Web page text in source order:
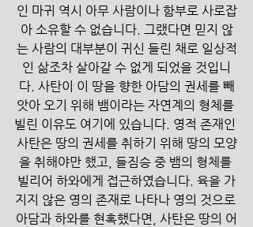
인 마귀 역시 아무 사람이나 함부로 사로잡
아 소유할 수 없습니다. 그랬다면 믿지 않
는 사람의 대부분이 귀신 들린 채로 일상적
인 삶조차 살아갈 수 없게 되었을 것입니
다. 사탄이 이 땅을 향한 아담의 권세를 빼
앗아 오기 위해 뱀이라는 자연계의 형체를
빌린 이유도 여기에 있습니다. 영적 존재인
사탄은 땅의 권세를 취하기 위해 땅의 모양
을 취해야만 했고, 들짐승 중 뱀의 형체를
빌리어 하와에게 접근하였습니다. 육을 가
지지 않은 영의 존재로 나타나 영의 것으로
아담과 하와를 현혹했다면, 사탄은 땅의 어